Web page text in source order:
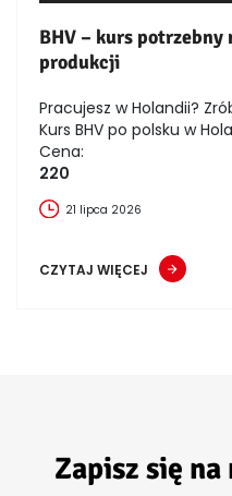
BHV – kurs
produkcji
Pracujesz w Holandii?
Kurs BHV po polsku w
Cena:
220
21 lipca 2026
CZYTAJ WIĘCEJ
Zapisz się